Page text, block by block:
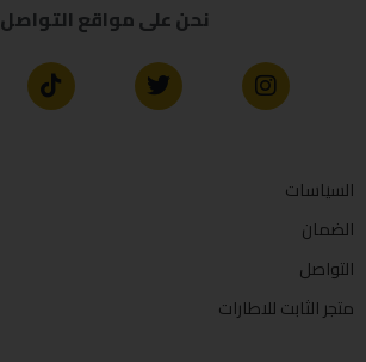
نحن على مواقع التواصل
السياسات
الضمان
التواصل
متجر الثابت للاطارات